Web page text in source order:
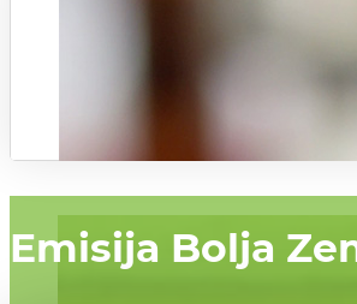
Emisija Bolja